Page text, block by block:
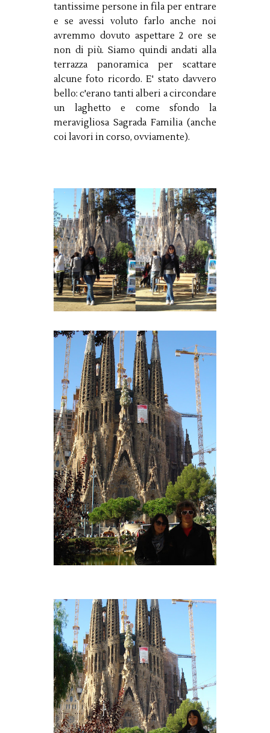
tantissime persone in fila per entrare
e se avessi voluto farlo anche noi
avremmo dovuto aspettare 2 ore se
non di più. Siamo quindi andati alla
terrazza panoramica per scattare
alcune foto ricordo. E' stato davvero
bello: c'erano tanti alberi a circondare
un laghetto e come sfondo la
meravigliosa Sagrada Familia (anche
coi lavori in corso, ovviamente).